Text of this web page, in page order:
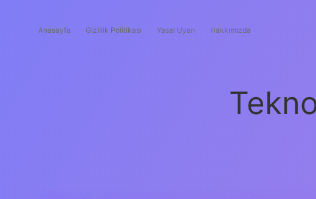
Anasayfa Gizlilik Politikası Yasal Uyarı Hakkımızda